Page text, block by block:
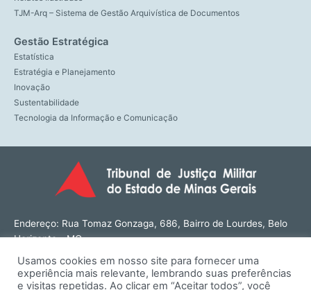
TJM-Arq – Sistema de Gestão Arquivística de Documentos
Gestão Estratégica
Estatística
Estratégia e Planejamento
Inovação
Sustentabilidade
Tecnologia da Informação e Comunicação
Endereço: Rua Tomaz Gonzaga, 686, Bairro de Lourdes, Belo
Horizonte - MG
Tel: (31) 3274-1566
Contato: ouvidoria@tjmmg.jus.br
Usamos cookies em nosso site para fornecer uma
experiência mais relevante, lembrando suas preferências
e visitas repetidas. Ao clicar em “Aceitar todos”, você